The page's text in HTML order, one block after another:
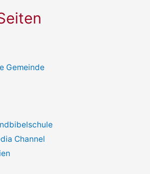
Gemeinde
Channel